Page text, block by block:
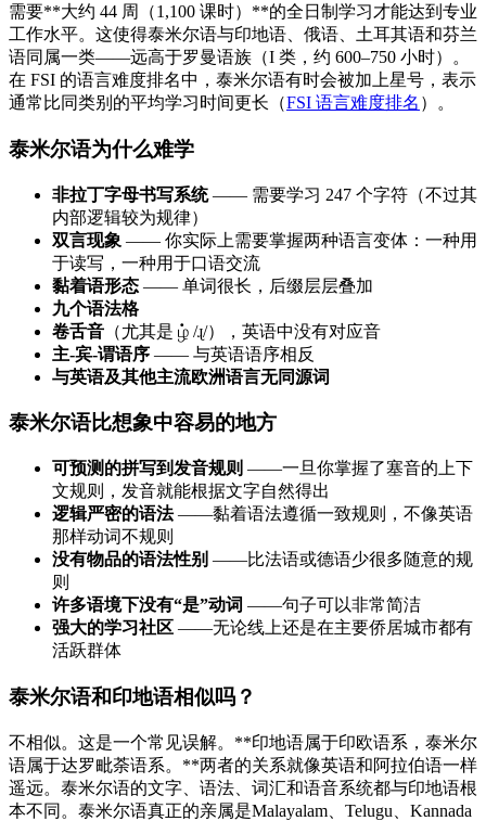
需要**大约 44 周（1,100 课时）**的全日制学习才能达到专业
工作水平。这使得泰米尔语与印地语、俄语、土耳其语和芬兰
语同属一类——远高于罗曼语族（I 类，约 600–750 小时）。
在 FSI 的语言难度排名中，泰米尔语有时会被加上星号，表示
通常比同类别的平均学习时间更长（FSI 语言难度排名 ）。
泰米尔语为什么难学
非拉丁字母书写系统—— 需要学习 247 个字符（不过其
内部逻辑较为规律）
双言现象 —— 你实际上需要掌握两种语言变体：一种用
于读写，一种用于口语交流
黏着语形态 —— 单词很长，后缀层层叠加
九个语法格
卷舌音 （尤其是 ழ் /ɻ/），英语中没有对应音
主-宾-谓语序 —— 与英语语序相反
与英语及其他主流欧洲语言无同源词
泰米尔语比想象中容易的地方
可预测的拼写到发音规则 ——一旦你掌握了塞音的上下
文规则，发音就能根据文字自然得出
逻辑严密的语法——黏着语法遵循一致规则，不像英语
那样动词不规则
没有物品的语法性别 ——比法语或德语少很多随意的规
则
许多语境下没有“是”动词 ——句子可以非常简洁
强大的学习社区 ——无论线上还是在主要侨居城市都有
活跃群体
泰米尔语和印地语相似吗？
不相似。这是一个常见误解。**印地语属于印欧语系，泰米尔
语属于达罗毗荼语系。**两者的关系就像英语和阿拉伯语一样
遥远。泰米尔语的文字、语法、词汇和语音系统都与印地语根
本不同。泰米尔语真正的亲属是Malayalam、Telugu、Kannada